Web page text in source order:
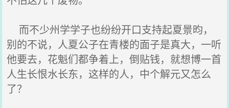
而不少州学学子也纷纷开口支持起夏景昀，
别的不说，人夏公子在青楼的面子是真大，一听
他要去，花魁们都争着上，倒贴钱，就想博一首
人生长恨水长东，这样的人，中个解元又怎么
了？